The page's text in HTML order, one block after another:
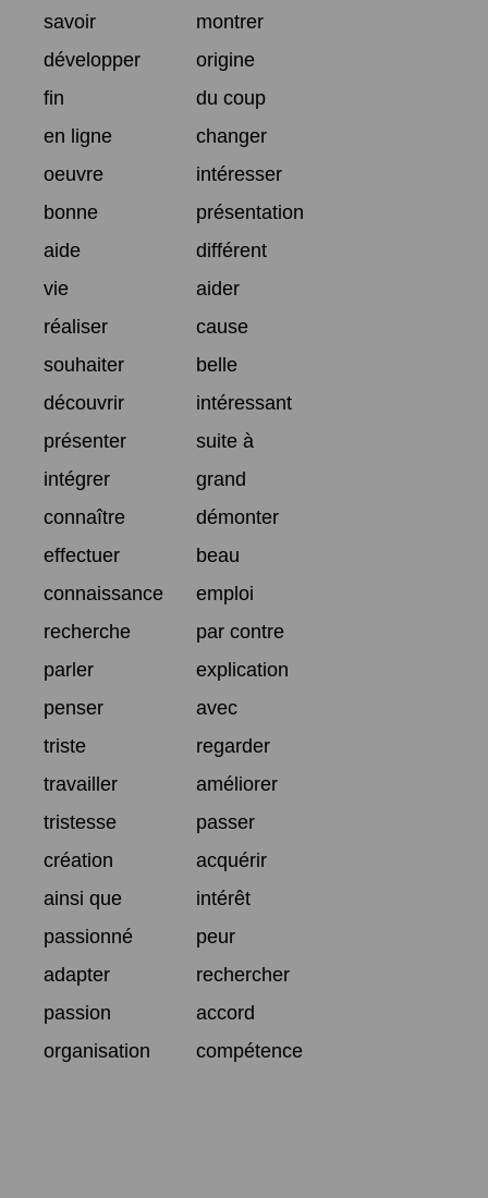
savoir
montrer
développer
origine
fin
du coup
en ligne
changer
oeuvre
intéresser
bonne
présentation
aide
différent
vie
aider
réaliser
cause
souhaiter
belle
découvrir
intéressant
présenter
suite à
intégrer
grand
connaître
démonter
effectuer
beau
connaissance
emploi
recherche
par contre
parler
explication
penser
avec
triste
regarder
travailler
améliorer
tristesse
passer
création
acquérir
ainsi que
intérêt
passionné
peur
adapter
rechercher
passion
accord
organisation
compétence